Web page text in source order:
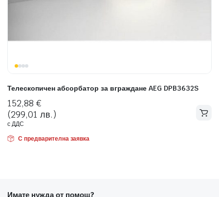
Телескопичен абсорбатор за вграждане AEG DPB3632S
152,88 €
(299,01 лв.)
с ДДС
С предварителна заявка
Имате нужда от помощ?